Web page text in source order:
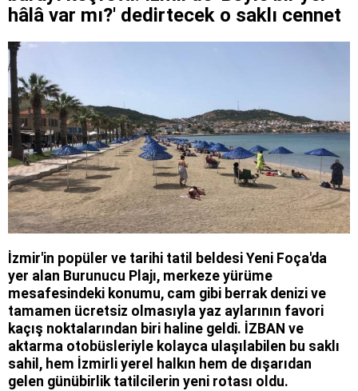
hâlâ var mı?' dedirtecek o saklı cennet
İzmir'in popüler ve tarihi tatil beldesi Yeni Foça'da
yer alan Burunucu Plajı, merkeze yürüme
mesafesindeki konumu, cam gibi berrak denizi ve
tamamen ücretsiz olmasıyla yaz aylarının favori
kaçış noktalarından biri haline geldi. İZBAN ve
aktarma otobüsleriyle kolayca ulaşılabilen bu saklı
sahil, hem İzmirli yerel halkın hem de dışarıdan
gelen günübirlik tatilcilerin yeni rotası oldu.